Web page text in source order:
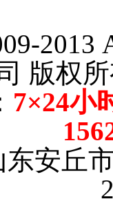
2013
版权
7×24小
东安丘